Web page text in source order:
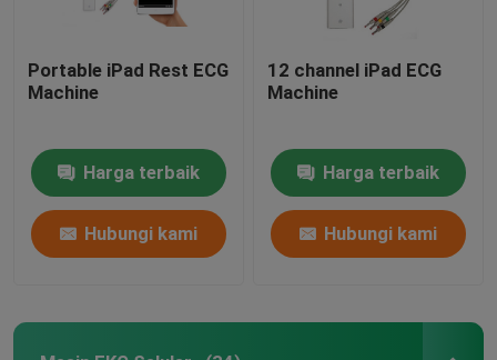
Portable iPad Rest ECG
Machine
Harga terbaik
Hubungi kami
12 channel iPad ECG
Machine
Harga terbaik
Hubungi kami